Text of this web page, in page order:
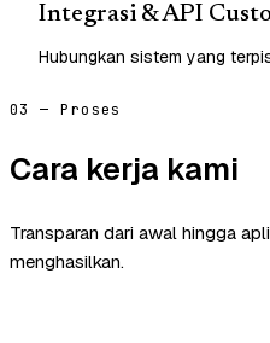
Integrasi & API
Hubungkan sistem yang
03 — Proses
Cara kerja kami
Transparan dari awal hingga
menghasilkan.